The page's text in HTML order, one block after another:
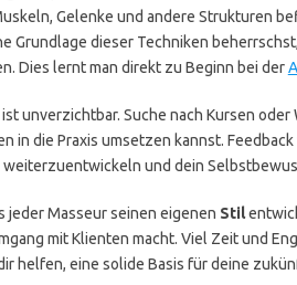
Gelenke und andere Strukturen
Grundlage dieser Techniken
Dies lernt man direkt zu Beginn bei der
unverzichtbar. Suche nach Kursen
in die Praxis umsetzen kannst.
weiterzuentwickeln und dein
jeder Masseur seinen eigenen Stil
mit Klienten macht. Viel Zeit und
helfen, eine solide Basis für deine